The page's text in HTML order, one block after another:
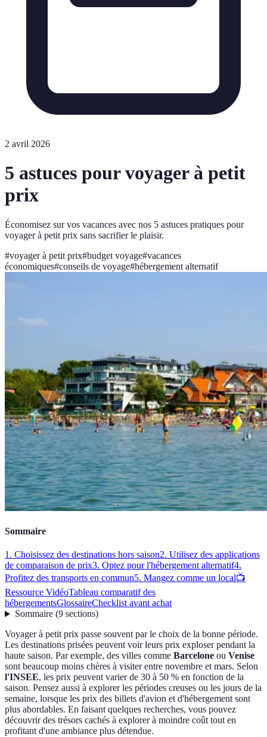
2 avril 2026
5 astuces pour voyager à petit
prix
Économisez sur vos vacances avec nos 5 astuces pratiques pour
voyager à petit prix sans sacrifier le plaisir.
#voyager à petit prix#budget voyage#vacances
économiques#conseils de voyage#hébergement alternatif
Sommaire
1. Choisissez des destinations hors saison2. Utilisez des applications
de comparaison de prix3. Optez pour l'hébergement alternatif4.
Profitez des transports en commun5. Mangez comme un local📺
Ressource VidéoTableau comparatif des
hébergementsGlossaireChecklist avant achat
Sommaire(9 sections)
Voyager à petit prix passe souvent par le choix de la bonne période.
Les destinations prisées peuvent voir leurs prix exploser pendant la
haute saison. Par exemple, des villes comme Barcelone ou Venise
sont beaucoup moins chères à visiter entre novembre et mars. Selon
l'INSEE, les prix peuvent varier de 30 à 50 % en fonction de la
saison. Pensez aussi à explorer les périodes creuses ou les jours de la
semaine, lorsque les prix des billets d'avion et d'hébergement sont
plus abordables. En faisant quelques recherches, vous pouvez
découvrir des trésors cachés à explorer à moindre coût tout en
profitant d'une ambiance plus détendue.